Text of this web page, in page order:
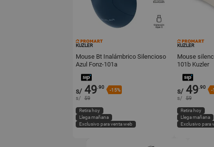
KUZLER
Mouse Bt Inalámbrico Silencioso
Azul Fonz-101a
s/ 49.90
-15%
s/ 59
Retira hoy
Llega mañana
Exclusivo para venta web
KUZLER
Mouse
101b Kuzler
s/ 49.90
-
s/ 59
Retira hoy
Llega mañana
Exclusivo para